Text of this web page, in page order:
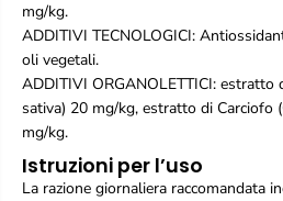
k
g
g
mg/kg.
ADDITIVI TECNOLOGICI:
oli vegetali.
ADDITIVI ORGANOLETTICI: estratto
sativa) 20 mg/kg, estratto di Carciofo
mg/kg.
Istruzioni per l’uso
La razione giornaliera raccomandata